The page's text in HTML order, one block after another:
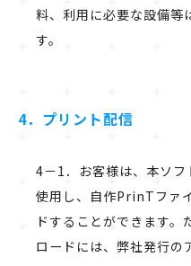
料、利用に必要な設備等
す。
4．プリント配信
4－1．お客様は、本ソ
使用し、自作PrinTファ
ドすることができます。
ロードには、弊社発行の